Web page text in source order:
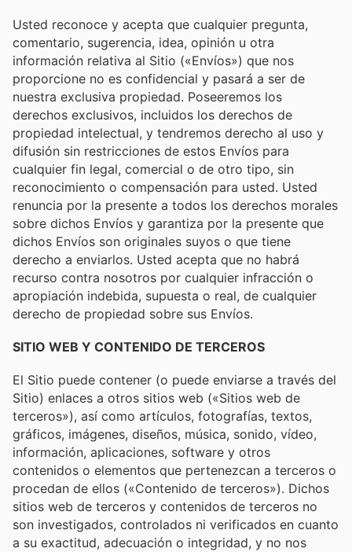
Usted reconoce y acepta que cualquier pregunta,
comentario, sugerencia, idea, opinión u otra
información relativa al Sitio («Envíos») que nos
proporcione no es confidencial y pasará a ser de
nuestra exclusiva propiedad. Poseeremos los
derechos exclusivos, incluidos los derechos de
propiedad intelectual, y tendremos derecho al uso y
difusión sin restricciones de estos Envíos para
cualquier fin legal, comercial o de otro tipo, sin
reconocimiento o compensación para usted. Usted
renuncia por la presente a todos los derechos morales
sobre dichos Envíos y garantiza por la presente que
dichos Envíos son originales suyos o que tiene
derecho a enviarlos. Usted acepta que no habrá
recurso contra nosotros por cualquier infracción o
apropiación indebida, supuesta o real, de cualquier
derecho de propiedad sobre sus Envíos.
SITIO WEB Y CONTENIDO DE TERCEROS
El Sitio puede contener (o puede enviarse a través del
Sitio) enlaces a otros sitios web («Sitios web de
terceros»), así como artículos, fotografías, textos,
gráficos, imágenes, diseños, música, sonido, vídeo,
información, aplicaciones, software y otros
contenidos o elementos que pertenezcan a terceros o
procedan de ellos («Contenido de terceros»). Dichos
sitios web de terceros y contenidos de terceros no
son investigados, controlados ni verificados en cuanto
a su exactitud, adecuación o integridad, y no nos